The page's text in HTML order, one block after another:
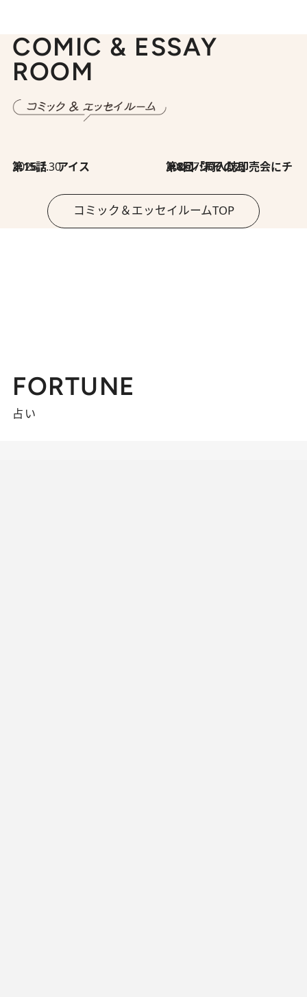
COMIC & ESSAY
ROOM
2026.7.30
第15話 アイス 2026.7.30
第8回「同人誌即売会にチャレンジ その2」
コミック＆エッセイルームTOP
FORTUNE
占い